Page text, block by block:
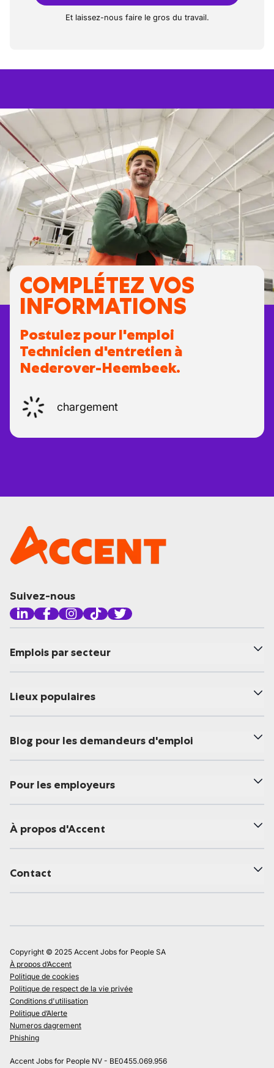
Et laissez-nous faire le gros du travail.
COMPLÉTEZ VOS
INFORMATIONS
Postulez pour l'emploi
Technicien d'entretien à
Nederover-Heembeek.
chargement
Suivez-nous
Emplois par secteur
Lieux populaires
Blog pour les demandeurs d'emploi
Pour les employeurs
À propos d'Accent
Contact
Copyright © 2025 Accent Jobs for People SA
À propos d’Accent
Politique de cookies
Politique de respect de la vie privée
Conditions d'utilisation
Politique d’Alerte
Numeros dagrement
Phishing
Accent Jobs for People NV - BE0455.069.956